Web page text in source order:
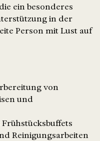
ein besonderes
in der
Person mit Lust auf
von
und
Reinigungsarbeiten